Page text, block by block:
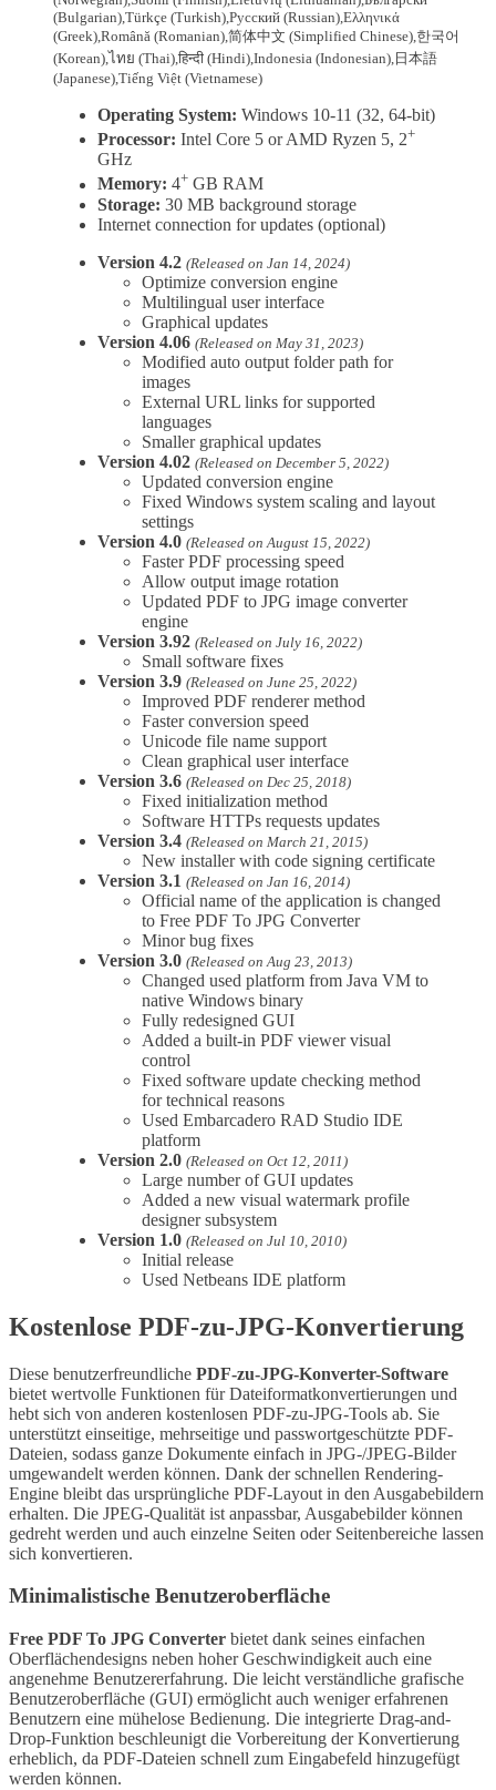
(Bulgarian),Türkçe (Turkish),Русский (Russian),Ελληνικά
(Greek),Română (Romanian),简体中文 (Simplified Chinese),한국어
(Korean),ไทย (Thai),हिन्दी (Hindi),Indonesia (Indonesian), 日本語
(Japanese),Tiếng Việt (Vietnamese)
Operating System: Windows 10-11 (32, 64-bit)
Processor: Intel Core 5 or AMD Ryzen 5, 2+
GHz
Memory: 4+ GB RAM
Storage: 30 MB background storage
Internet connection for updates (optional)
Version 4.2 (Released on Jan 14, 2024)
Optimize conversion engine
Multilingual user interface
Graphical updates
Version 4.06 (Released on May 31, 2023)
Modified auto output folder path for
images
External URL links for supported
languages
Smaller graphical updates
Version 4.02 (Released on December 5, 2022)
Updated conversion engine
Fixed Windows system scaling and layout
settings
Version 4.0 (Released on August 15, 2022)
Faster PDF processing speed
Allow output image rotation
Updated PDF to JPG image converter
engine
Version 3.92 (Released on July 16, 2022)
Small software fixes
Version 3.9 (Released on June 25, 2022)
Improved PDF renderer method
Faster conversion speed
Unicode file name support
Clean graphical user interface
Version 3.6 (Released on Dec 25, 2018)
Fixed initialization method
Software HTTPs requests updates
Version 3.4 (Released on March 21, 2015)
New installer with code signing certificate
Version 3.1 (Released on Jan 16, 2014)
Official name of the application is changed
to Free PDF To JPG Converter
Minor bug fixes
Version 3.0 (Released on Aug 23, 2013)
Changed used platform from Java VM to
native Windows binary
Fully redesigned GUI
Added a built-in PDF viewer visual
control
Fixed software update checking method
for technical reasons
Used Embarcadero RAD Studio IDE
platform
Version 2.0 (Released on Oct 12, 2011)
Large number of GUI updates
Added a new visual watermark profile
designer subsystem
Version 1.0 (Released on Jul 10, 2010)
Initial release
Used Netbeans IDE platform
Kostenlose PDF-zu-JPG-Konvertierung
Diese benutzerfreundliche PDF-zu-JPG-Konverter-Software
bietet wertvolle Funktionen für Dateiformatkonvertierungen und
hebt sich von anderen kostenlosen PDF-zu-JPG-Tools ab. Sie
unterstützt einseitige, mehrseitige und passwortgeschützte PDF-
Dateien, sodass ganze Dokumente einfach in JPG-/JPEG-Bilder
umgewandelt werden können. Dank der schnellen Rendering-
Engine bleibt das ursprüngliche PDF-Layout in den Ausgabebildern
erhalten. Die JPEG-Qualität ist anpassbar, Ausgabebilder können
gedreht werden und auch einzelne Seiten oder Seitenbereiche lassen
sich konvertieren.
Minimalistische Benutzeroberfläche
Free PDF To JPG Converter bietet dank seines einfachen
Oberflächendesigns neben hoher Geschwindigkeit auch eine
angenehme Benutzererfahrung. Die leicht verständliche grafische
Benutzeroberfläche (GUI) ermöglicht auch weniger erfahrenen
Benutzern eine mühelose Bedienung. Die integrierte Drag-and-
Drop-Funktion beschleunigt die Vorbereitung der Konvertierung
erheblich, da PDF-Dateien schnell zum Eingabefeld hinzugefügt
werden können.